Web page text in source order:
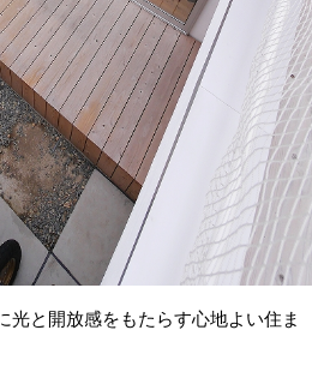
光と開放感をもたらす心地よい住ま